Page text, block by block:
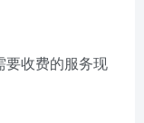
要收费的服务现